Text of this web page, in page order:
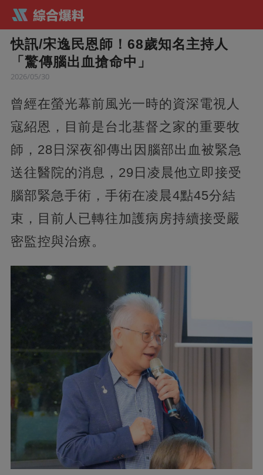
快訊/宋逸民恩師！68歲知名主持人
「驚傳腦出血搶命中」
2026/05/30
曾經在螢光幕前風光一時的資深電視人
寇紹恩，目前是台北基督之家的重要牧
師，28日深夜卻傳出因腦部出血被緊急
送往醫院的消息，29日凌晨他立即接受
腦部緊急手術，手術在凌晨4點45分結
束，目前人已轉往加護病房持續接受嚴
密監控與治療。